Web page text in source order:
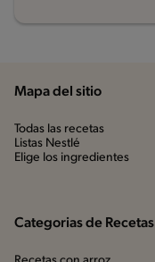
Mapa del sitio
Todas las recetas
Listas Nestlé
Elige los ingredientes
Categorias de Recetas